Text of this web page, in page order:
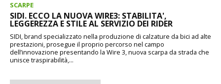
SCARPE
SIDI. ECCO LA NUOVA WIRE3: STABILITA',
LEGGEREZZA E STILE AL SERVIZIO DEI RIDER
SIDI, brand specializzato nella produzione di calzature da bici ad alte
prestazioni, prosegue il proprio percorso nel campo
dell’innovazione presentando la Wire 3, nuova scarpa da strada che
unisce traspirabilità,...